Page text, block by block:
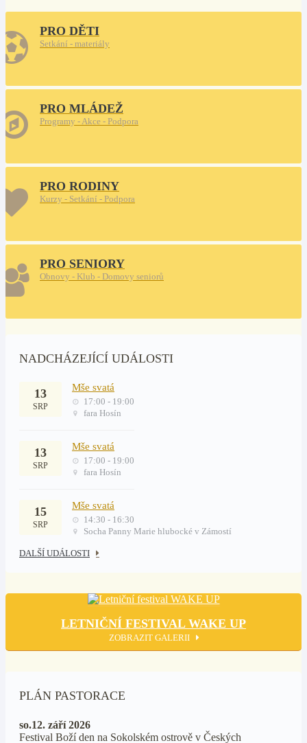
PRO DĚTI
Setkání - materiály
PRO MLÁDEŽ
Programy - Akce - Podpora
PRO RODINY
Kurzy - Setkání - Podpora
PRO SENIORY
Obnovy - Klub - Domovy seniorů
NADCHÁZEJÍCÍ UDÁLOSTI
13
SRP
Mše svatá
17:00 - 19:00
fara Hosín
13
SRP
Mše svatá
17:00 - 19:00
fara Hosín
15
SRP
Mše svatá
14:30 - 16:30
Socha Panny Marie hlubocké v Zámostí
DALŠÍ UDÁLOSTI
LETNIČNÍ FESTIVAL WAKE UP
ZOBRAZIT GALERII
PLÁN PASTORACE
so.12. září 2026
Festival Boží den na Sokolském ostrově v Českých